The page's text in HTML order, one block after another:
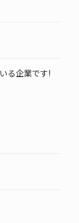
る企業です!